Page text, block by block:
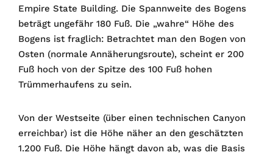
Empire State Building. Die Spannweite des Bogens
beträgt ungefähr 180 Fuß. Die „wahre“ Höhe des
Bogens ist fraglich: Betrachtet man den Bogen von
Osten (normale Annäherungsroute), scheint er 200
Fuß hoch von der Spitze des 100 Fuß hohen
Trümmerhaufens zu sein.
Von der Westseite (über einen technischen Canyon
erreichbar) ist die Höhe näher an den geschätzten
1.200 Fuß. Die Höhe hängt davon ab, was die Basis